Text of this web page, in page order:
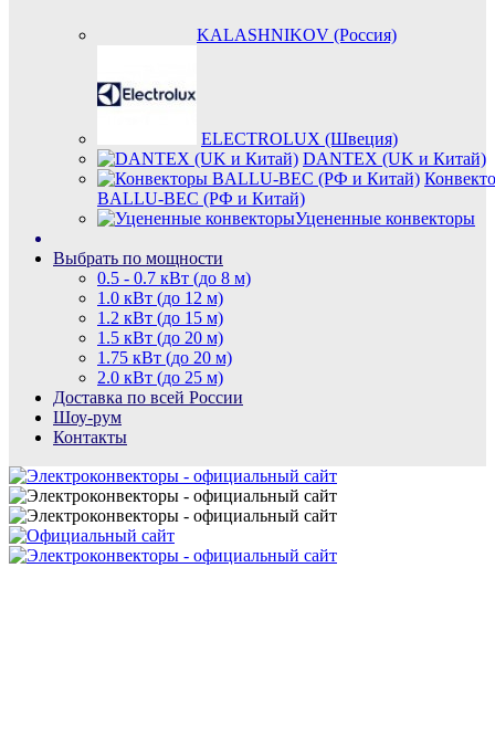
KALASHNIKOV (Россия)
ELECTROLUX (Швеция)
DANTEX (UK и Китай)
BALLU-BEC (РФ и Китай)
Уцененные конвекторы
Выбрать по мощности
0.5 - 0.7 кВт (до 8 м)
1.0 кВт (до 12 м)
1.2 кВт (до 15 м)
1.5 кВт (до 20 м)
1.75 кВт (до 20 м)
2.0 кВт (до 25 м)
Доставка по всей России
Шоу-рум
Контакты